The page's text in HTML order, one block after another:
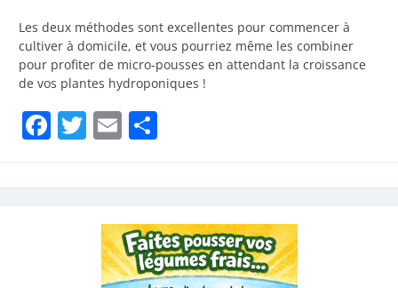
Les deux méthodes sont excellentes pour commencer à
cultiver à domicile, et vous pourriez même les combiner
pour profiter de micro-pousses en attendant la croissance
de vos plantes hydroponiques !
Facebook
Twitter
Email